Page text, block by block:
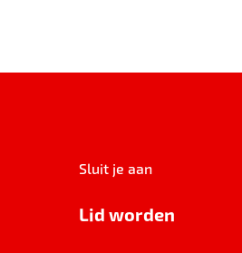
Sluit je aan
Lid worden